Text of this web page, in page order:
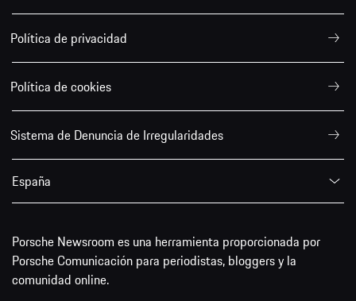
Política de privacidad
Política de cookies
Sistema de Denuncia de Irregularidades
España
Porsche Newsroom es una herramienta proporcionada por
Porsche Comunicación para periodistas, bloggers y la
comunidad online.